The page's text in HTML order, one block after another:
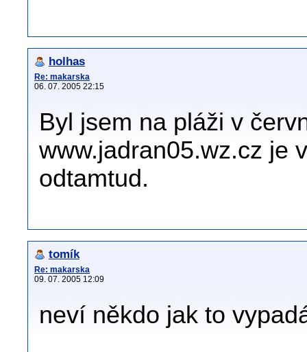
holhas
Re: makarska
06. 07. 2005 22:15
Byl jsem na pláži v
www.jadran05.wz.cz je
odtamtud.
tomík
Re: makarska
09. 07. 2005 12:09
neví někdo jak to